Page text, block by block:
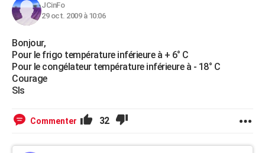
JCinFo
29 oct. 2009 à 10:06
Bonjour,
Pour le frigo température inférieure à + 6° C
Pour le congélateur température inférieure à - 18° C
Courage
Sls
Commenter 32